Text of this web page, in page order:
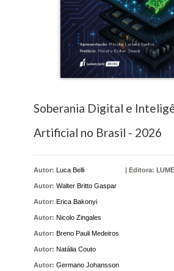
Soberania Digital e
Artificial no Brasil - 2026
Autor: Luca Belli
Autor: Walter Britto Gaspar
Autor: Erica Bakonyi
Autor: Nicolo Zingales
Autor: Breno Pauli Medeiros
Autor: Natália Couto
Autor: Germano Johansson
| Editora: